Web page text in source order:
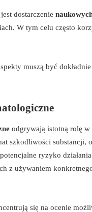
dostarczenie
W tym celu często
muszą być
odgrywają istotną rolę
szkodliwości substancji,
ryzyko działania
z używaniem
się na ocenie